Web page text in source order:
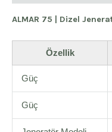
ALMAR 75 | Dizel
Özellik
Güç
Güç